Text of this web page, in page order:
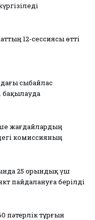
12-сессиясы өтті
сыбайлас
бақылауда
жағдайлардың
комиссияның
25 орындық үш
пайдалануға берілді
пәтерлік тұрғын